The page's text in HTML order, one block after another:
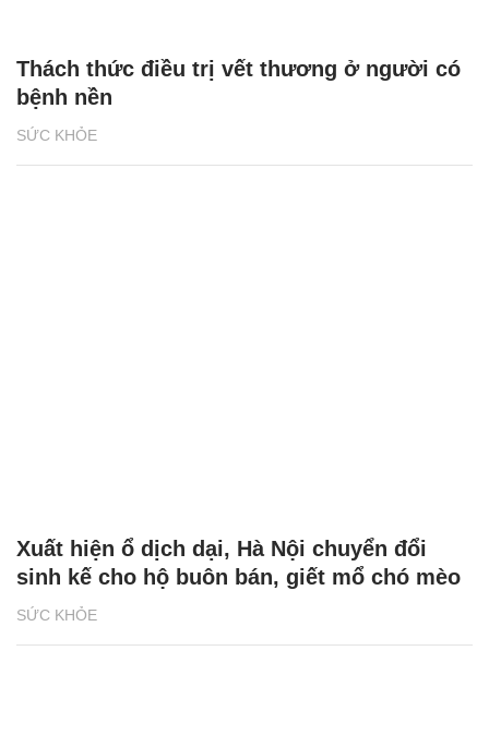
SỨC KHỎE
Thách thức điều trị vết thương ở người có
bệnh nền
SỨC KHỎE
Xuất hiện ổ dịch dại, Hà Nội chuyển đổi
sinh kế cho hộ buôn bán, giết mổ chó mèo